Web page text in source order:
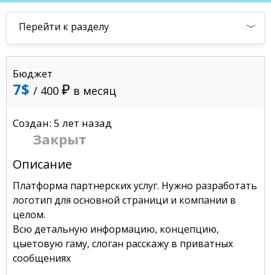
Перейти к разделу
Бюджет
7$ / 400 в месяц
Создан: 5 лет назад
Закрыт
Описание
Платформа партнерских услуг. Нужно разработать
логотип для основной страници и компании в
целом.
Всю детальную информацию, концепцию,
цыетовую гаму, слоган расскажу в приватных
сообщениях